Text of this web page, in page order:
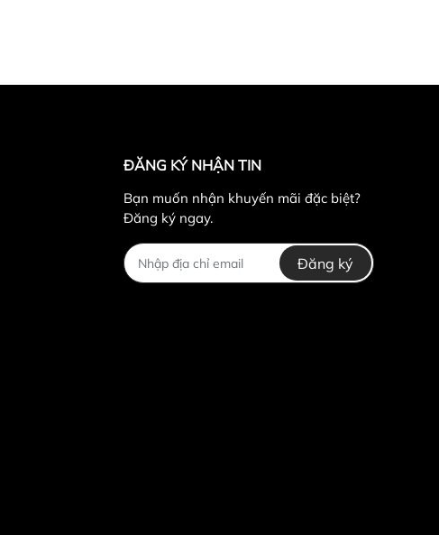
ĐĂNG KÝ NHẬN TIN
Bạn muốn nhận khuyến mãi đặc biệt?
Đăng ký ngay.
Đăng ký